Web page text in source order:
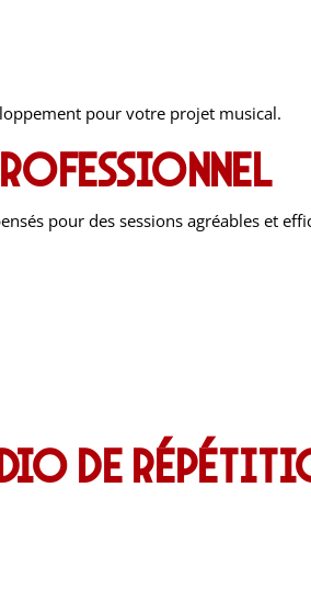
pour votre projet musical.
pour des sessions agréables et
de